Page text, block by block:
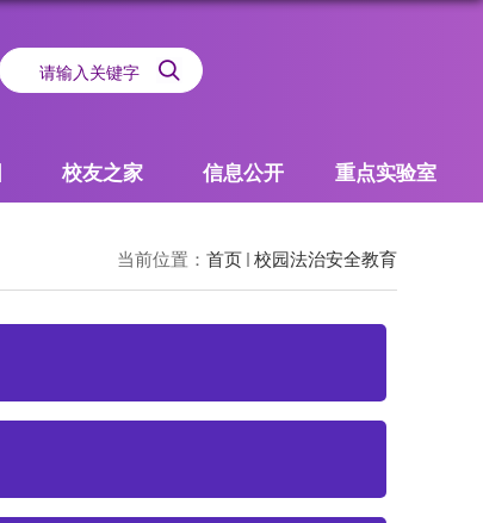
校友之家 信息公开 重点实验室
当前位置： 首页 校园法治安全教育